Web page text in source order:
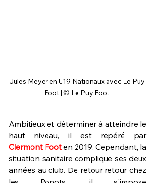
Jules Meyer en U19 Nationaux avec Le Puy
Foot | © Le Puy Foot
Ambitieux et déterminer à atteindre le
haut niveau, il est repéré par
Clermont Foot en 2019. Cependant, la
situation sanitaire complique ses deux
années au club. De retour retour chez